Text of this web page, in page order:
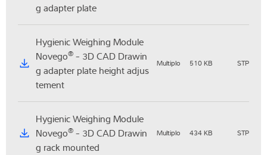
g adapter plate
Hygienic Weighing Module
Novego® - 3D CAD Drawin
g adapter plate height adjus
tement
Multiplo 510 KB STP
Hygienic Weighing Module
Novego® - 3D CAD Drawin
g rack mounted
Multiplo 434 KB STP